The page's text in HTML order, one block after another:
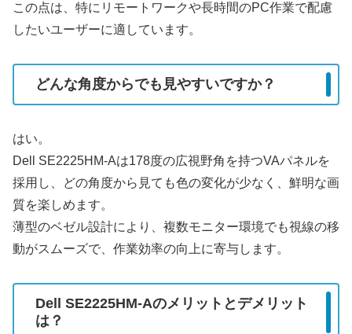
この点は、特にリモートワークや長時間のPC作業で配慮
したいユーザーに適しています。
どんな角度からでも見やすいですか？
はい。
Dell SE2225HM-Aは178度の広視野角を持つVAパネルを
採用し、どの角度から見ても色の変化が少なく、鮮明な画
質を楽しめます。
薄型のベゼル設計により、複数モニター環境でも視線の移
動がスムーズで、作業効率の向上に寄与します。
Dell SE2225HM-Aのメリットとデメリット
は？